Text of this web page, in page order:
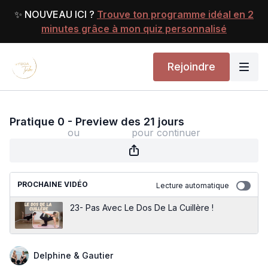
✨ NOUVEAU ICI ? Trouve ton programme idéal en 2
minutes grâce à mon quiz personnalisé
Rejoindre
ou pour continuer
Pratique 0 - Preview des 21 jours
PROCHAINE VIDÉO Lecture automatique
23- Pas Avec Le Dos De La Cuillère !
Delphine & Gautier